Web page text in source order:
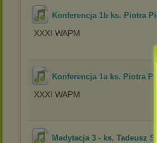
Konferencja 1b ks. Piotra
XXXI WAPM
Konferencja 1a ks. Piotra
XXXI WAPM
Medytacja 3 - ks. Tadeusz